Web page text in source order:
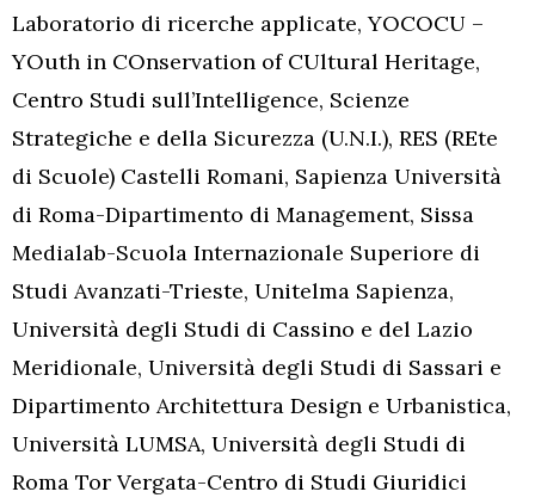
Laboratorio di ricerche applicate, YOCOCU –
YOuth in COnservation of CUltural Heritage,
Centro Studi sull’Intelligence, Scienze
Strategiche e della Sicurezza (U.N.I.), RES (REte
di Scuole) Castelli Romani, Sapienza Università
di Roma-Dipartimento di Management, Sissa
Medialab-Scuola Internazionale Superiore di
Studi Avanzati-Trieste, Unitelma Sapienza,
Università degli Studi di Cassino e del Lazio
Meridionale, Università degli Studi di Sassari e
Dipartimento Architettura Design e Urbanistica,
Università LUMSA, Università degli Studi di
Roma Tor Vergata-Centro di Studi Giuridici